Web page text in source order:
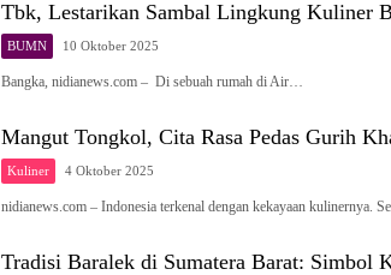
Tbk, Lestarikan Sambal Lingkung Kuliner
BUMN 10 Oktober 2025
Bangka, nidianews.com – Di sebuah rumah di Air…
Mangut Tongkol, Cita Rasa Pedas Gurih
Kuliner 4 Oktober 2025
nidianews.com – Indonesia terkenal dengan kekayaan kulinernya.
Tradisi Baralek di Sumatera Barat: Simbol